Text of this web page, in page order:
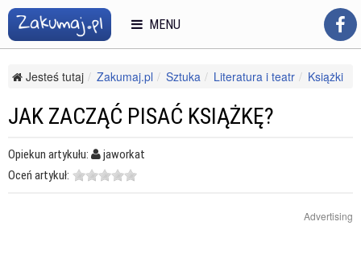
Jesteś tutaj Zakumaj.pl Sztuka Literatura i teatr
Książki
JAK ZACZĄĆ PISAĆ KSIĄŻKĘ?
Opiekun artykułu:
jaworkat
Oceń artykuł:
Advertising
MENU